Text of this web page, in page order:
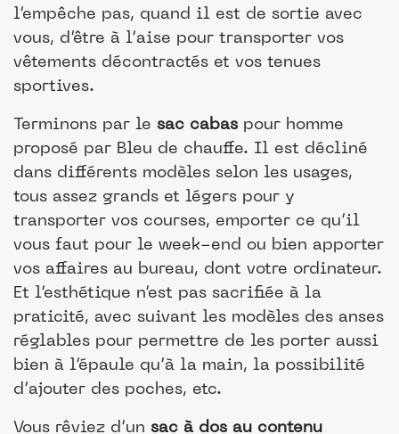
l’empêche pas, quand il est de sortie avec
vous, d’être à l’aise pour transporter vos
vêtements décontractés et vos tenues
sportives.
Terminons par le sac cabas pour homme
proposé par Bleu de chauffe. Il est décliné
dans différents modèles selon les usages,
tous assez grands et légers pour y
transporter vos courses, emporter ce qu’il
vous faut pour le week-end ou bien apporter
vos affaires au bureau, dont votre ordinateur.
Et l’esthétique n’est pas sacrifiée à la
praticité, avec suivant les modèles des anses
réglables pour permettre de les porter aussi
bien à l’épaule qu’à la main, la possibilité
d’ajouter des poches, etc.
Vous rêviez d’un sac à dos au contenu